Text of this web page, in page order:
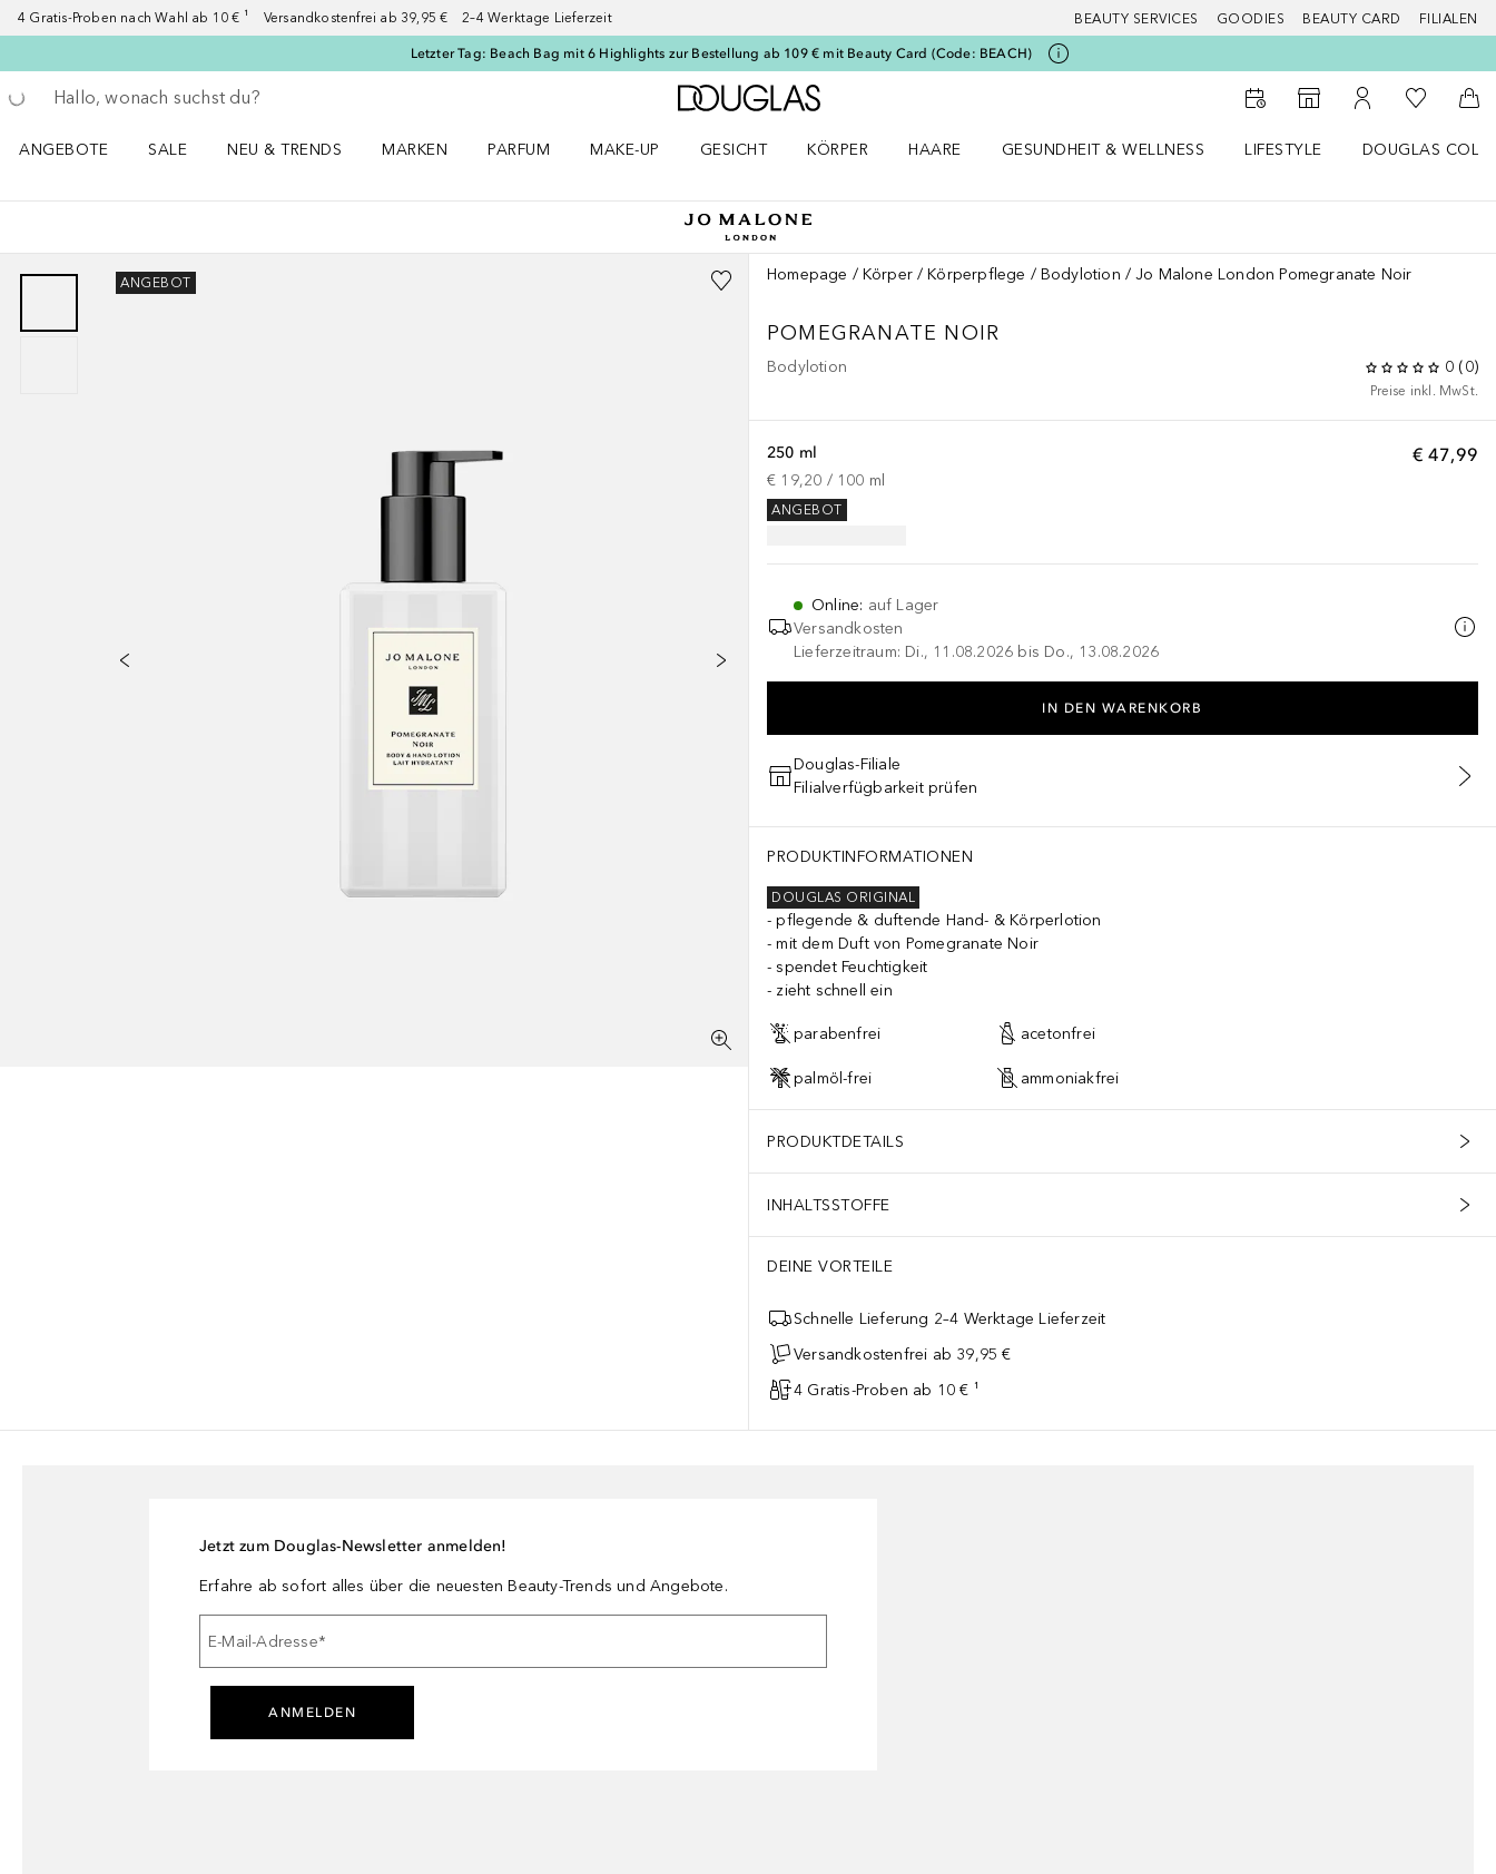
4 Gratis-Proben nach Wahl ab 10 € ¹ Versandkostenfrei ab 39,95 € 2–4 Werktage Lieferzeit BEAUTY SERVICES GOODIES BEAUTY CARD FILIALEN
Letzter Tag: Beach Bag mit 6 Highlights zur Bestellung ab 109 € mit Beauty Card (Code: BEACH)
Gehe zurück
Suche ausführen
Zur Douglas Startseite
Zum Storefinder
Zu Meinem
Zu Meiner
ANGEBOTE
SALE
NEU & TRENDS
MARKEN
PARFUM
MAKE-UP
GESICHT
KÖRPER
HAARE
GESUNDHEIT & WELLNESS
LIFESTYLE
DOUGLAS
ANGEBOT Homepage Körper Körperpflege Bodylotion Jo Malone London Pomegranate Noir
POMEGRANATE NOIR
Bodylotion 0 (0)
Preise inkl. MwSt.
€ 47,99
250 ml
€ 19,20 / 100 ml
ANGEBOT
Online: auf Lager
Versandkosten
Lieferzeitraum: Di., 11.08.2026 bis Do., 13.08.2026
IN DEN WARENKORB
Douglas-Filiale
Filialverfügbarkeit prüfen
PRODUKTINFORMATIONEN
DOUGLAS ORIGINAL
pflegende & duftende Hand- & Körperlotion
mit dem Duft von Pomegranate Noir
spendet Feuchtigkeit
zieht schnell ein
parabenfrei acetonfrei
palmöl-frei ammoniakfrei
PRODUKTDETAILS
INHALTSSTOFFE
DEINE VORTEILE
Schnelle Lieferung 2–4 Werktage Lieferzeit
Versandkostenfrei ab 39,95 €
4 Gratis-Proben ab 10 € ¹
Jetzt zum Douglas-Newsletter anmelden!
Erfahre ab sofort alles über die neuesten Beauty-Trends und Angebote.
E-Mail-Adresse*
ANMELDEN